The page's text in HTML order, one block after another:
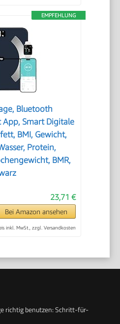
EMPFEHLUNG
Bluetooth
Smart Digitale
BMI, Gewicht,
Protein,
BMR,
23,71 €
Bei Amazon ansehen
inkl. MwSt., zzgl. Versandkosten
richtig benutzen: Schritt-für-